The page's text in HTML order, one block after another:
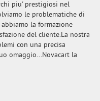
piu' prestigiosi nel
le problematiche di
la formazione
del cliente.La nostra
con una precisa
omaggio...Novacart la